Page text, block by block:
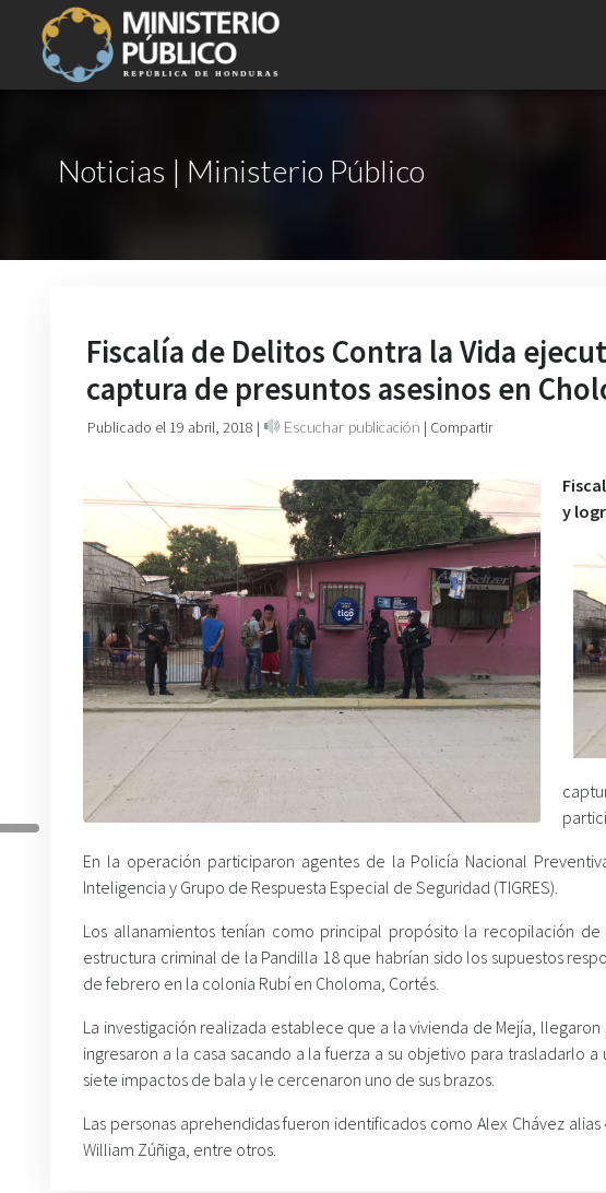
Noticias | Ministerio Público
Fiscalía de Delitos Contra la Vida
captura de presuntos asesinos en
Publicado el 19 abril, 2018 | Escuchar publicación | Compartir
y
En la operación participaron agentes de la Policía Nacional
Inteligencia y Grupo de Respuesta Especial de Seguridad (TIGRES).
Los allanamientos tenían como principal propósito la recopilación
estructura criminal de la Pandilla 18 que habrían sido los supuestos
de febrero en la colonia Rubí en Choloma, Cortés.
La investigación realizada establece que a la vivienda de Mejía,
ingresaron a la casa sacando a la fuerza a su objetivo para trasladarlo
siete impactos de bala y le cercenaron uno de sus brazos.
Las personas aprehendidas fueron identificados como Alex Chávez alias
William Zúñiga, entre otros.